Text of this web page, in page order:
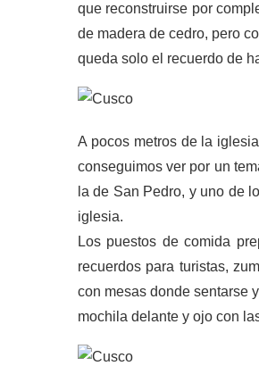
que reconstruirse por
de madera de cedro, pero
queda solo el recuerdo de
A pocos metros de la
conseguimos ver por un
la de San Pedro, y uno de
iglesia.
Los puestos de comida
recuerdos para turistas,
con mesas donde sentarse
mochila delante y ojo con